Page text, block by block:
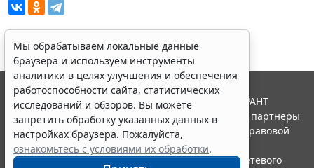
Мы обрабатываем локальные данные
браузера и используем инструменты
аналитики в целях улучшения и обеспечения
работоспособности сайта, статистических
исследований и обзоров. Вы можете
запретить обработку указанных данных в
настройках браузера. Пожалуйста,
ознакомьтесь с условиями их обработки.
© ООО "НПП "ГАРАНТ-СЕРВИС", 2026. Система ГАРАНТ
выпускается с 1990 года. Компания "Гарант" и ее партнеры
являются участниками Российской ассоциации правовой
информации ГАРАНТ.
Портал ГАРАНТ.РУ зарегистрирован в качестве сетевого